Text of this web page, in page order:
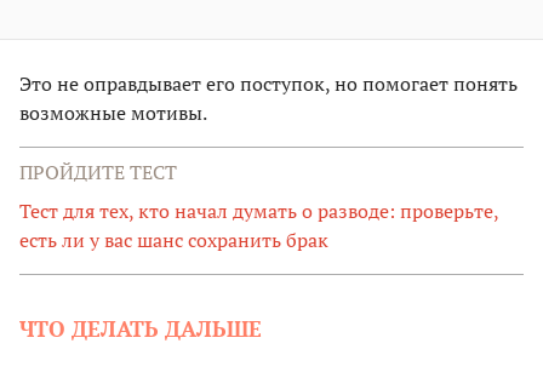
Это не оправдывает его поступок, но помогает понять
возможные мотивы.
ПРОЙДИТЕ ТЕСТ
Тест для тех, кто начал думать о разводе: проверьте,
есть ли у вас шанс сохранить брак
ЧТО ДЕЛАТЬ ДАЛЬШЕ